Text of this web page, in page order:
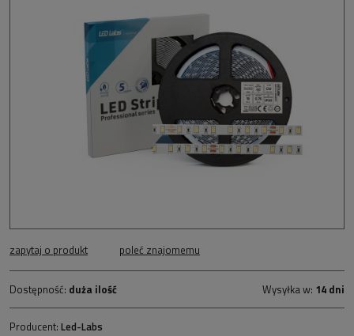
zapytaj o produkt poleć znajomemu
Dostępność: duża ilość Wysyłka w: 14 dni
Producent: Led-Labs